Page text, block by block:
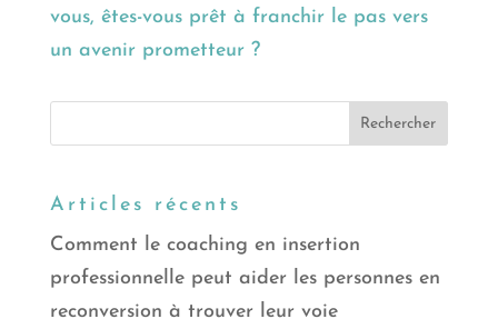
vous, êtes-vous prêt à franchir le pas vers
un avenir prometteur ?
Articles récents
Comment le coaching en insertion
professionnelle peut aider les personnes en
reconversion à trouver leur voie